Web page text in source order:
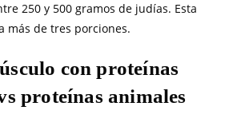
250 y 500 gramos de judías. Esta
más de tres porciones.
con proteínas
proteínas animales